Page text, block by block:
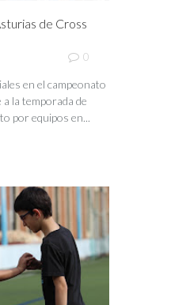
de Cross
0
en el campeonato
la temporada de
por equipos en...